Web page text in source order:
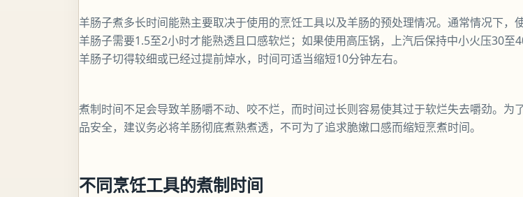
羊肠子煮多长时间能熟主要取决于使用的烹饪工具以及羊肠的预处理情况。通常情况下，
羊肠子需要1.5至2小时才能熟透且口感软烂；如果使用高压锅，上汽后保持中小火压30至
羊肠子切得较细或已经过提前焯水，时间可适当缩短10分钟左右。
煮制时间不足会导致羊肠嚼不动、咬不烂，而时间过长则容易使其过于软烂失去嚼劲。为
品安全，建议务必将羊肠彻底煮熟煮透，不可为了追求脆嫩口感而缩短烹煮时间。
不同烹饪工具的煮制时间